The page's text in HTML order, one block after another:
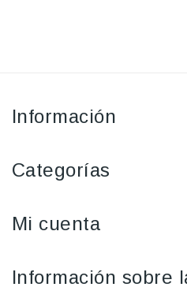
Información
Categorías
Mi cuenta
Información sobre